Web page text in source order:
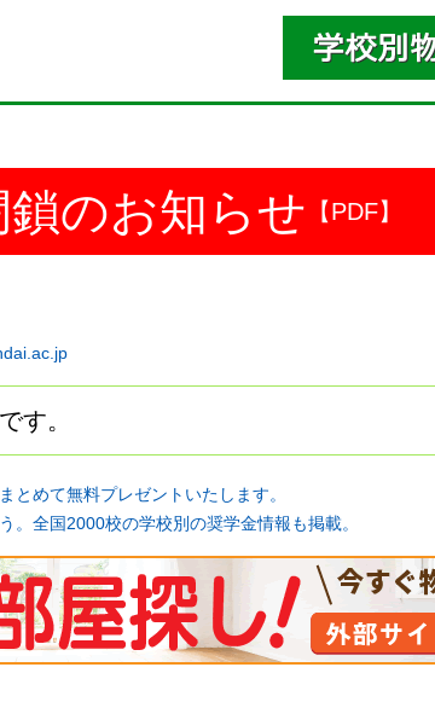
鎖のお知らせ 【PDF】
す。
とめて無料プレゼントいたします。
全国2000校の学校別の奨学金情報も掲載。